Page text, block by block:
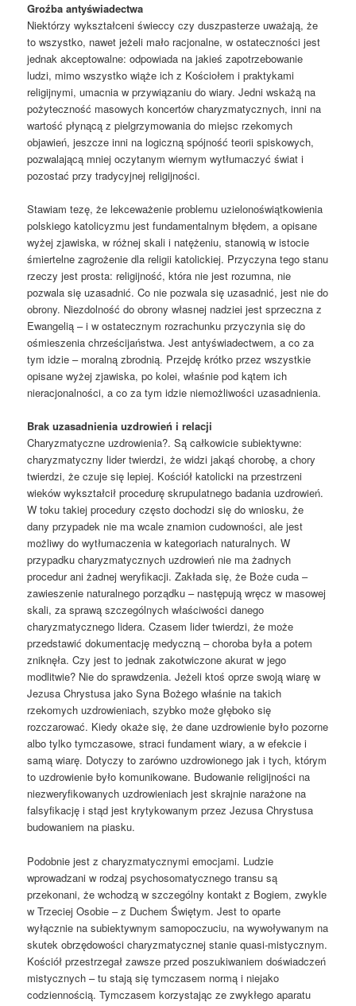
Groźba antyświadectwa
Niektórzy wykształceni świeccy czy duszpasterze uważają, że
to wszystko, nawet jeżeli mało racjonalne, w ostateczności jest
jednak akceptowalne: odpowiada na jakieś zapotrzebowanie
ludzi, mimo wszystko wiąże ich z Kościołem i praktykami
religijnymi, umacnia w przywiązaniu do wiary. Jedni wskażą na
pożyteczność masowych koncertów charyzmatycznych, inni na
wartość płynącą z pielgrzymowania do miejsc rzekomych
objawień, jeszcze inni na logiczną spójność teorii spiskowych,
pozwalającą mniej oczytanym wiernym wytłumaczyć świat i
pozostać przy tradycyjnej religijności.
Stawiam tezę, że lekceważenie problemu uzielonoświątkowienia
polskiego katolicyzmu jest fundamentalnym błędem, a opisane
wyżej zjawiska, w różnej skali i natężeniu, stanowią w istocie
śmiertelne zagrożenie dla religii katolickiej. Przyczyna tego stanu
rzeczy jest prosta: religijność, która nie jest rozumna, nie
pozwala się uzasadnić. Co nie pozwala się uzasadnić, jest nie do
obrony. Niezdolność do obrony własnej nadziei jest sprzeczna z
Ewangelią – i w ostatecznym rozrachunku przyczynia się do
ośmieszenia chrześcijaństwa. Jest antyświadectwem, a co za
tym idzie – moralną zbrodnią. Przejdę krótko przez wszystkie
opisane wyżej zjawiska, po kolei, właśnie pod kątem ich
nieracjonalności, a co za tym idzie niemożliwości uzasadnienia.
Brak uzasadnienia uzdrowień i relacji
Charyzmatyczne uzdrowienia?. Są całkowicie subiektywne:
charyzmatyczny lider twierdzi, że widzi jakąś chorobę, a chory
twierdzi, że czuje się lepiej. Kościół katolicki na przestrzeni
wieków wykształcił procedurę skrupulatnego badania uzdrowień.
W toku takiej procedury często dochodzi się do wniosku, że
dany przypadek nie ma wcale znamion cudowności, ale jest
możliwy do wytłumaczenia w kategoriach naturalnych. W
przypadku charyzmatycznych uzdrowień nie ma żadnych
procedur ani żadnej weryfikacji. Zakłada się, że Boże cuda –
zawieszenie naturalnego porządku – następują wręcz w masowej
skali, za sprawą szczególnych właściwości danego
charyzmatycznego lidera. Czasem lider twierdzi, że może
przedstawić dokumentację medyczną – choroba była a potem
zniknęła. Czy jest to jednak zakotwiczone akurat w jego
modlitwie? Nie do sprawdzenia. Jeżeli ktoś oprze swoją wiarę w
Jezusa Chrystusa jako Syna Bożego właśnie na takich
rzekomych uzdrowieniach, szybko może głęboko się
rozczarować. Kiedy okaże się, że dane uzdrowienie było pozorne
albo tylko tymczasowe, straci fundament wiary, a w efekcie i
samą wiarę. Dotyczy to zarówno uzdrowionego jak i tych, którym
to uzdrowienie było komunikowane. Budowanie religijności na
niezweryfikowanych uzdrowieniach jest skrajnie narażone na
falsyfikację i stąd jest krytykowanym przez Jezusa Chrystusa
budowaniem na piasku.
Podobnie jest z charyzmatycznymi emocjami. Ludzie
wprowadzani w rodzaj psychosomatycznego transu są
przekonani, że wchodzą w szczególny kontakt z Bogiem, zwykle
w Trzeciej Osobie – z Duchem Świętym. Jest to oparte
wyłącznie na subiektywnym samopoczuciu, na wywoływanym na
skutek obrzędowości charyzmatycznej stanie quasi-mistycznym.
Kościół przestrzegał zawsze przed poszukiwaniem doświadczeń
mistycznych – tu stają się tymczasem normą i niejako
codziennością. Tymczasem korzystając ze zwykłego aparatu